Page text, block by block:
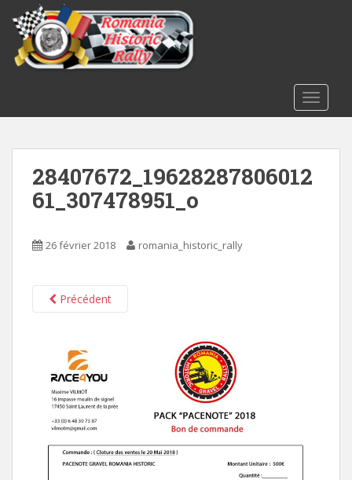
m
28407672_19628287806012
61_307478951_o
26 février 2018 romania_historic_rally
Précédent